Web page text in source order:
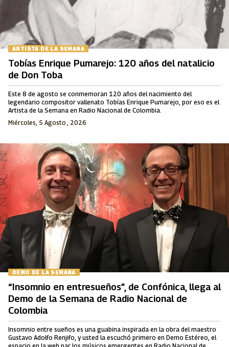
ARTISTA DE LA SEMANA
Tobías Enrique Pumarejo: 120 años del natalicio
de Don Toba
Este 8 de agosto se conmemoran 120 años del nacimiento del
legendario compositor vallenato Tobías Enrique Pumarejo, por eso es el
Artista de la Semana en Radio Nacional de Colombia.
Miércoles, 5 Agosto , 2026
DEMO DE LA SEMANA
“Insomnio en entresueños”, de Confónica, llega al
Demo de la Semana de Radio Nacional de
Colombia
Insomnio entre sueños es una guabina inspirada en la obra del maestro
Gustavo Adolfo Renjifo, y usted la escuchó primero en Demo Estéreo, el